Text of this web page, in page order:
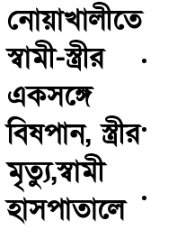
নোয়াখালীতে
স্বামী-স্ত্রীর
একসঙ্গে
বিষপান, স্ত্রীর
মৃত্যু,স্বামী
হাসপাতালে